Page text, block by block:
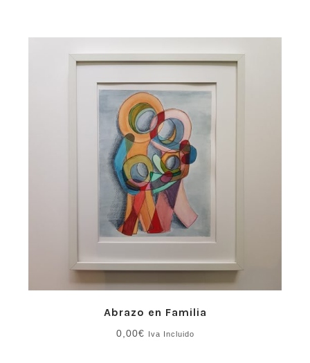
Abrazo en Familia
0,00€ Iva Incluido